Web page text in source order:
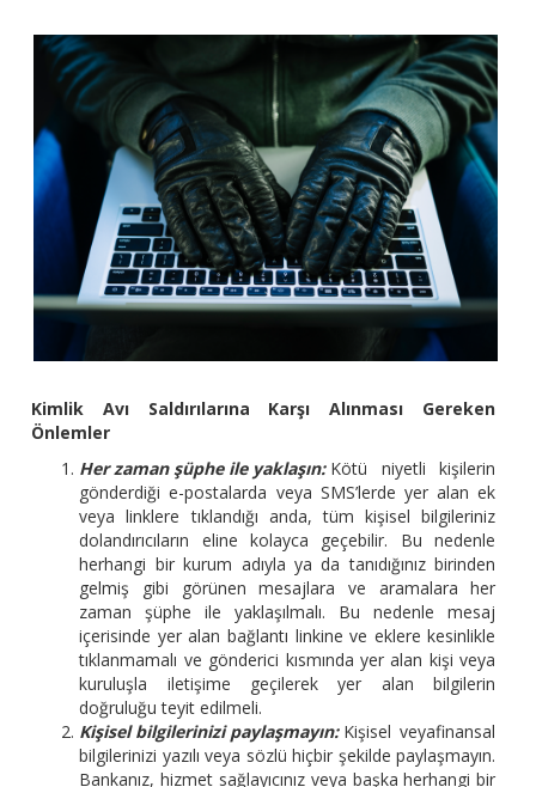
Kimlik Avı Saldırılarına Karşı Alınması Gereken
Önlemler
Her zaman şüphe ile yaklaşın: Kötü niyetli kişilerin
gönderdiği e-postalarda veya SMS’lerde yer alan ek
veya linklere tıklandığı anda, tüm kişisel bilgileriniz
dolandırıcıların eline kolayca geçebilir. Bu nedenle
herhangi bir kurum adıyla ya da tanıdığınız birinden
gelmiş gibi görünen mesajlara ve aramalara her
zaman şüphe ile yaklaşılmalı. Bu nedenle mesaj
içerisinde yer alan bağlantı linkine ve eklere kesinlikle
tıklanmamalı ve gönderici kısmında yer alan kişi veya
kuruluşla iletişime geçilerek yer alan bilgilerin
doğruluğu teyit edilmeli.
Kişisel bilgilerinizi paylaşmayın: Kişisel veyafinansal
bilgilerinizi yazılı veya sözlü hiçbir şekilde paylaşmayın.
Bankanız, hizmet sağlayıcınız veya başka herhangi bir